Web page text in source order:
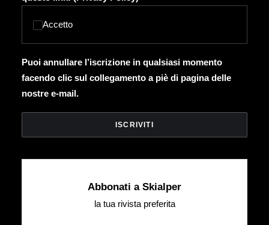
Accetto
Puoi annullare l’iscrizione in qualsiasi momento
facendo clic sul collegamento a piè di pagina delle
nostre e-mail.
Abbonati a Skialper
la tua rivista preferita